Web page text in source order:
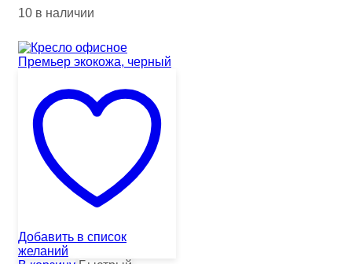
10 в наличии
Добавить в список
желаний